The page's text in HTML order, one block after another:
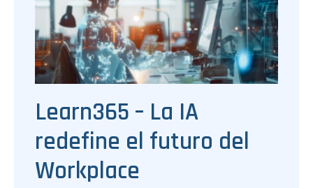
Learn365 – La IA
redefine el futuro del
Workplace